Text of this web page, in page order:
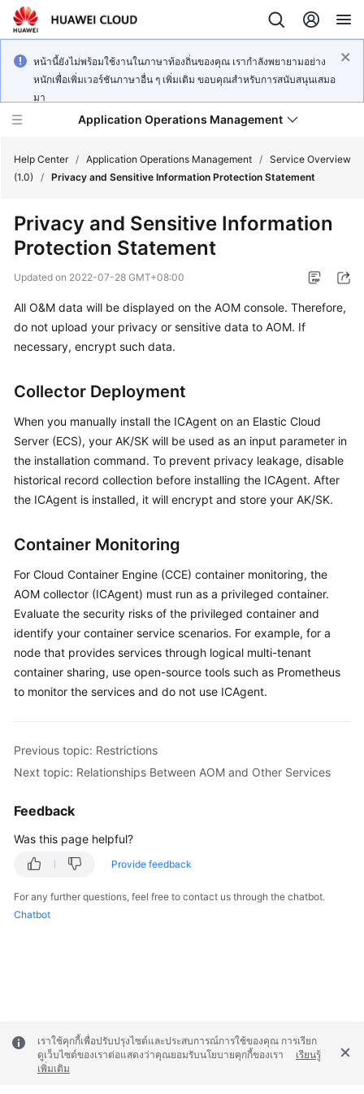
หน้านี้ยังไม่พร้อมใช้งานในภาษาท้องถิ่นของคุณ เรากำลังพยายามอย่าง
หนักเพื่อเพิ่มเวอร์ชันภาษาอื่น ๆ เพิ่มเติม ขอบคุณสำหรับการสนับสนุนเสมอ
มา
Application Operations Management
New
Overview
Billing
Guide
Best
Practices
Reference
SDK
Reference
FAQs
Videos
Documentation
More
Reference
Glossary
Agreement
White
Help Center / Application Operations Management / Service Overview
(1.0)
/ Privacy and Sensitive Information Protection Statement
Privacy and Sensitive Information
Protection Statement
Updated on 2022-07-28 GMT+08:00
All O&M data will be displayed on the AOM console. Therefore,
do not upload your privacy or sensitive data to AOM. If
necessary, encrypt such data.
Collector Deployment
When you manually install the ICAgent on an Elastic Cloud
Server (ECS), your AK/SK will be used as an input parameter in
the installation command. To prevent privacy leakage, disable
historical record collection before installing the ICAgent. After
the ICAgent is installed, it will encrypt and store your AK/SK.
Container Monitoring
For Cloud Container Engine (CCE) container monitoring, the
AOM collector (ICAgent) must run as a privileged container.
Evaluate the security risks of the privileged container and
identify your container service scenarios. For example, for a
node that provides services through logical multi-tenant
container sharing, use open-source tools such as Prometheus
to monitor the services and do not use ICAgent.
Previous topic: Restrictions
Next topic: Relationships Between AOM and Other Services
Feedback
Was this page helpful?
Provide feedback
For any further questions, feel free to contact us through the chatbot.
Chatbot
เราใช้คุกกี้เพื่อปรับปรุงไซต์และประสบการณ์การใช้ของคุณ การเรียก
ดูเว็บไซต์ของเราต่อแสดงว่าคุณยอมรับนโยบายคุกกี้ของเรา
เรียนรู้
เพิ่มเติม